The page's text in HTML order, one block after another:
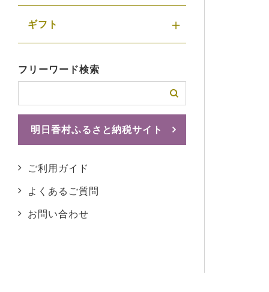
ギフト
フリーワード検索
明日香村ふるさと納税サイト
ご利用ガイド
よくあるご質問
お問い合わせ